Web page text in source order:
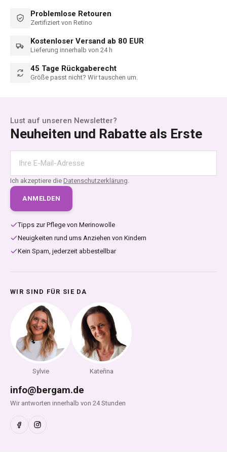
Problemlose Retouren
Zertifiziert von Retino
Kostenloser Versand ab 80 EUR
Lieferung innerhalb von 24 h
45 Tage Rückgaberecht
Größe passt nicht? Wir tauschen um.
Lust auf unseren Newsletter?
Neuheiten und Rabatte als Erste
Ich akzeptiere die Datenschutzerklärung
ANMELDEN
Tipps zur Pflege von Merinowolle
Neuigkeiten rund ums Anziehen von Kindern
Kein Spam, jederzeit abbestellbar
WIR SIND FÜR SIE DA
Sylvie Kateřina
info@bergam.de
Wir antworten innerhalb von 24 Stunden